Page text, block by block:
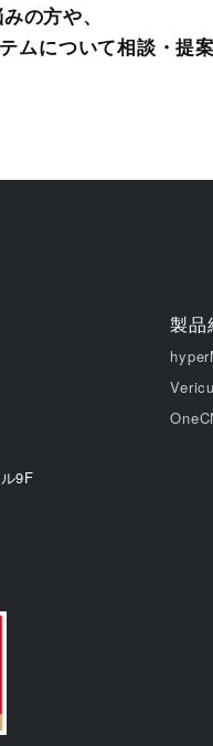
の方や、
ムについて相談・提
9F
製品